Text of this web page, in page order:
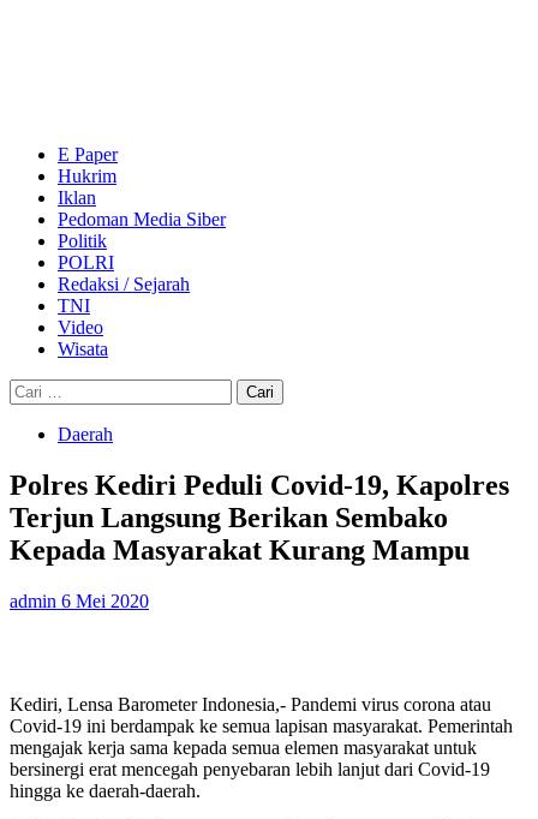
E Paper
Hukrim
Iklan
Pedoman Media Siber
Politik
POLRI
Redaksi / Sejarah
TNI
Video
Wisata
Cari
untuk:
Daerah
Polres Kediri Peduli Covid-19, Kapolres
Terjun Langsung Berikan Sembako
Kepada Masyarakat Kurang Mampu
admin 6 Mei 2020
Kediri, Lensa Barometer Indonesia,- Pandemi virus corona atau
Covid-19 ini berdampak ke semua lapisan masyarakat. Pemerintah
mengajak kerja sama kepada semua elemen masyarakat untuk
bersinergi erat mencegah penyebaran lebih lanjut dari Covid-19
hingga ke daerah-daerah.